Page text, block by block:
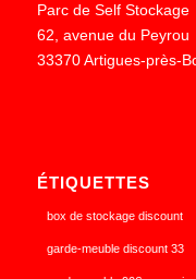
Parc de Self Stockage
62, avenue du Peyrou
33370 Artigues-près-
ÉTIQUETTES
box de stockage discount
garde-meuble discount 33